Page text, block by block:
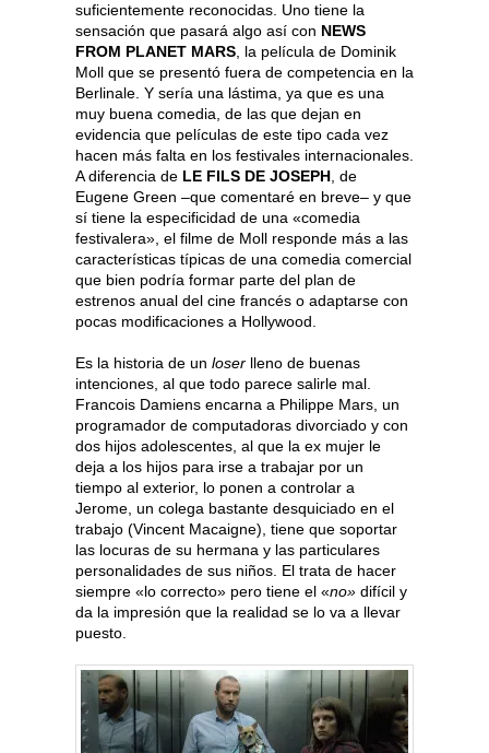
suficientemente reconocidas. Uno tiene la
sensación que pasará algo así con NEWS
FROM PLANET MARS, la película de Dominik
Moll que se presentó fuera de competencia en la
Berlinale. Y sería una lástima, ya que es una
muy buena comedia, de las que dejan en
evidencia que películas de este tipo cada vez
hacen más falta en los festivales internacionales.
A diferencia de LE FILS DE JOSEPH, de
Eugene Green –que comentaré en breve– y que
sí tiene la especificidad de una «comedia
festivalera», el filme de Moll responde más a las
características típicas de una comedia comercial
que bien podría formar parte del plan de
estrenos anual del cine francés o adaptarse con
pocas modificaciones a Hollywood.
Es la historia de un loser lleno de buenas
intenciones, al que todo parece salirle mal.
Francois Damiens encarna a Philippe Mars, un
programador de computadoras divorciado y con
dos hijos adolescentes, al que la ex mujer le
deja a los hijos para irse a trabajar por un
tiempo al exterior, lo ponen a controlar a
Jerome, un colega bastante desquiciado en el
trabajo (Vincent Macaigne), tiene que soportar
las locuras de su hermana y las particulares
personalidades de sus niños. El trata de hacer
siempre «lo correcto» pero tiene el «no» difícil y
da la impresión que la realidad se lo va a llevar
puesto.